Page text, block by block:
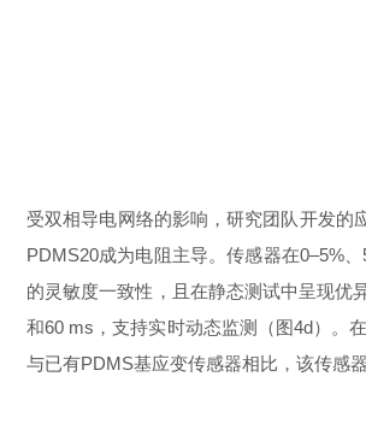
受双相导电网络的影响，研究团队开发的
PDMS20成为电阻主导。传感器在0–5%
的灵敏度一致性，且在静态测试中呈现优
和60 ms，支持实时动态监测（图4d）。
与已有PDMS基应变传感器相比，该传感